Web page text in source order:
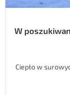
W
Ciepło w